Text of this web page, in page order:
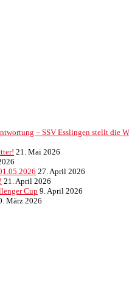
– SSV Esslingen stellt die
21. Mai 2026
27. April 2026
21. April 2026
Cup 9. April 2026
März 2026